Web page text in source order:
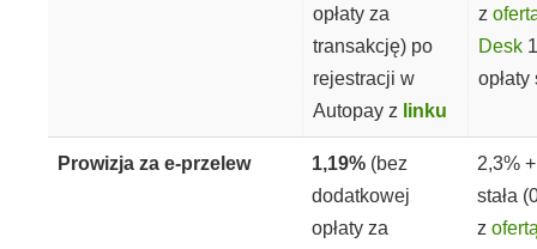
opłaty za
transakcję) po
rejestracji w
Autopay z linku
z
Desk
opłaty
Prowizja za e-przelew 1,19% (bez
dodatkowej
opłaty za
2,3%
stała
z